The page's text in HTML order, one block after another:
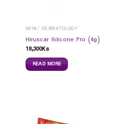
SKIN/ DERMATOLOGY
Hiruscar Silicone Pro (4g)
18,300Ks
READ MORE